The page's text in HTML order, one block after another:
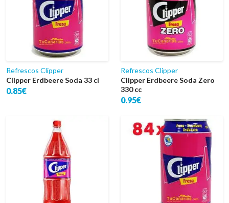
Refrescos Clipper
Clipper Erdbeere Soda 33 cl
0.85€
Refrescos Clipper
Clipper Erdbeere Soda Zero
330 cc
0.95€